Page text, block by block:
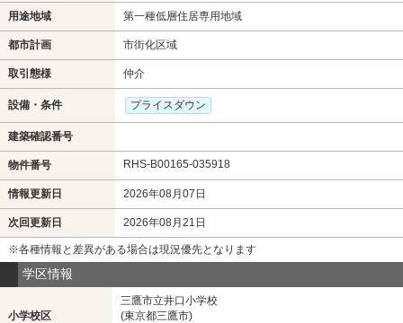
用途地域 第一種低層住居専用地域
都市計画 市街化区域
取引態様 仲介
設備・条件 プライスダウン
建築確認番号
物件番号 RHS-B00165-035918
情報更新日 2026年08月07日
次回更新日 2026年08月21日
※各種情報と差異がある場合は現況優先となります
学区情報
小学校区
三鷹市立井口小学校
(東京都三鷹市)